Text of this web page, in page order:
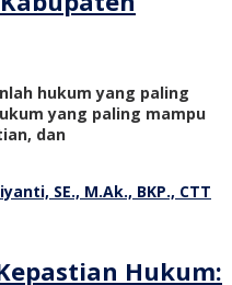
hukum yang paling
yang paling mampu
dan
Hukum: